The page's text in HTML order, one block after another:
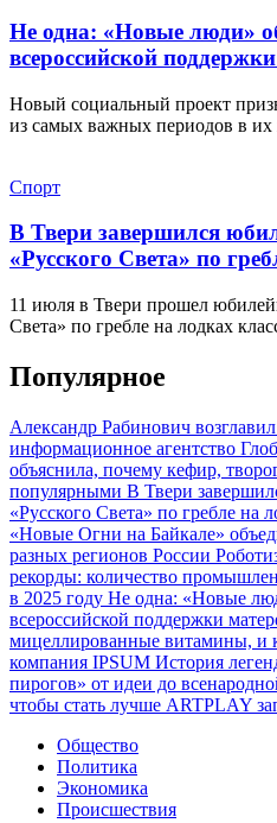
Не одна: «Новые люди»
всероссийской
Новый социальный проект
из самых важных периодов в
Спорт
В Твери завершился
«Русского Света» по
11 июля в Твери прошел
Света» по гребле на лодках
Популярное
Александр Рабинович
информационное агентство
объяснила, почему кефир,
популярными В Твери
«Русского Света» по гребле на
«Новые Огни на Байкале»
разных регионов России
рекорды: количество
в 2025 году Не одна: «Новые
всероссийской поддержки
мицеллированные витамины, и
компания IPSUM История
пирогов» от идеи до
чтобы стать лучше ARTPLAY
Общество
Политика
Экономика
Происшествия